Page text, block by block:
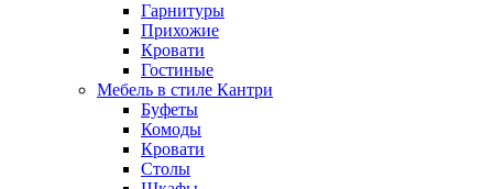
Гарнитуры
Прихожие
Кровати
Гостиные
Мебель в стиле Кантри
Буфеты
Комоды
Кровати
Столы